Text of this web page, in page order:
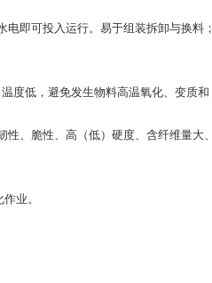
电即可投入运行。易于组装拆卸与换料
度低，避免发生物料高温氧化、变质和
性、脆性、高（低）硬度、含纤维量大
业。